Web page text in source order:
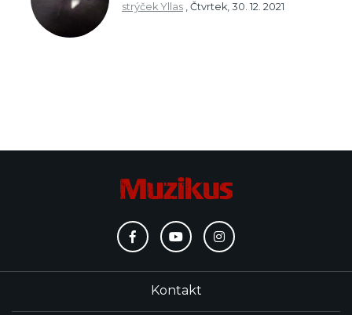
strýček Yllas , Čtvrtek, 30. 12. 2021
Kontakt